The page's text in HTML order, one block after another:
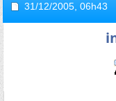
31/12/2005, 06h43